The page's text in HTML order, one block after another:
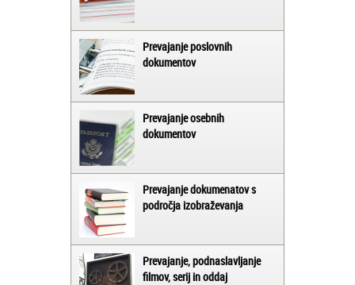
Prevajanje poslovnih
dokumentov
Prevajanje osebnih
dokumentov
Prevajanje dokumenatov s
področja izobraževanja
Prevajanje, podnaslavljanje
filmov, serij in oddaj